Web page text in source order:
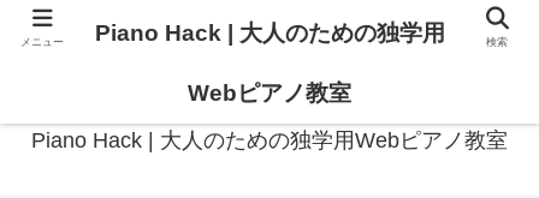
Piano Hack | 大人のための独学用Webピアノ教室
メニュー Piano Hack | 大人のための独学用
Webピアノ教室
検索